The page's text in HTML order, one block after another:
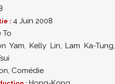
: 4 Juin 2008
To
Yam, Kelly Lin, Lam Ka-Tung,
, Comédie